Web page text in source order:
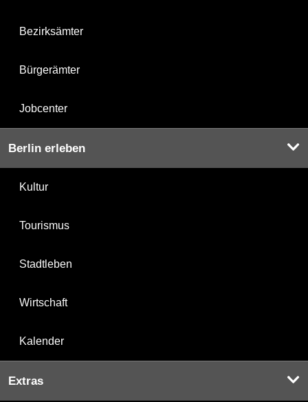
Bezirksämter
Bürgerämter
Jobcenter
Berlin erleben
Kultur
Tourismus
Stadtleben
Wirtschaft
Kalender
Extras